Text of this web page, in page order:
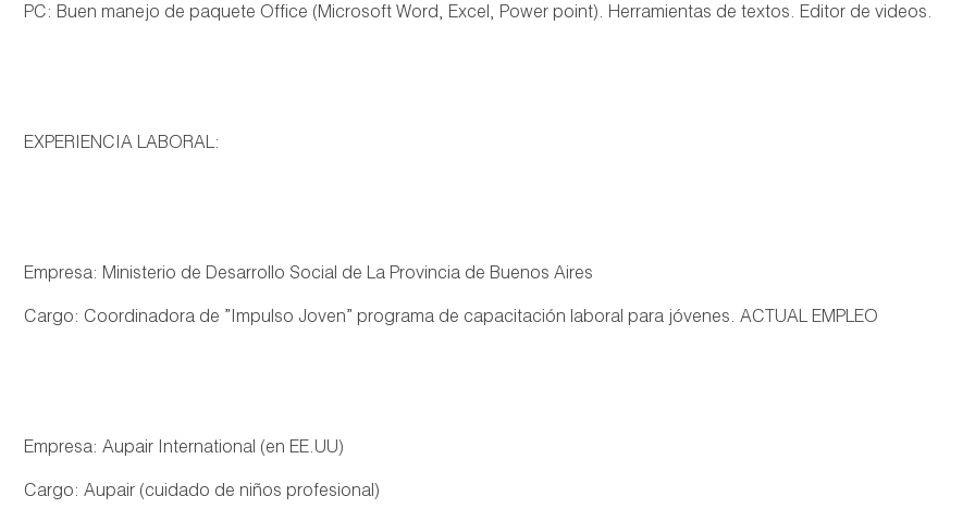
PC: Buen manejo de paquete Office (Microsoft Word, Excel, Power point). Herramientas de textos. Editor de videos.
EXPERIENCIA LABORAL:
Empresa: Ministerio de Desarrollo Social de La Provincia de Buenos Aires
Cargo: Coordinadora de ”Impulso Joven” programa de capacitación laboral para jóvenes. ACTUAL EMPLEO
Empresa: Aupair International (en EE.UU)
Cargo: Aupair (cuidado de niños profesional)